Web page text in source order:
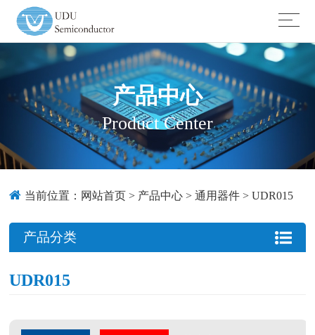
产品中心
Product Center
当前位置： 网站首页 > 产品中心 >通用器件 >UDR015
产品分类
UDR015